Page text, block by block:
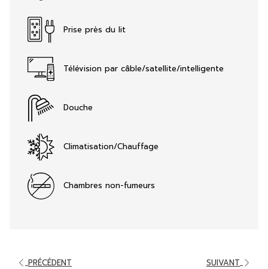
Prise près du lit
Télévision par câble/satellite/intelligente
Douche
Climatisation/Chauffage
Chambres non-fumeurs
PRÉCÉDENT SUIVANT